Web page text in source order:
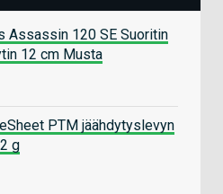
Assassin 120 SE Suoritin
12 cm Musta
PTM jäähdytyslevyn
g